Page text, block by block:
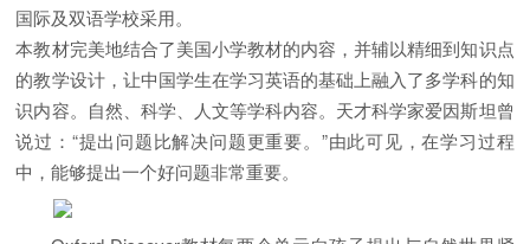
国际及双语学校采用。
本教材完美地结合了美国小学教材的内容，并辅以精细到知识点
的教学设计，让中国学生在学习英语的基础上融入了多学科的知
识内容。自然、科学、人文等学科内容。天才科学家爱因斯坦曾
说过：“提出问题比解决问题更重要。”由此可见，在学习过程
中，能够提出一个好问题非常重要。